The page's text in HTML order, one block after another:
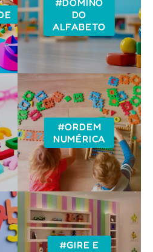
DO
ALFABETO
#ORDEM
NUMÉRICA
#GIRE E